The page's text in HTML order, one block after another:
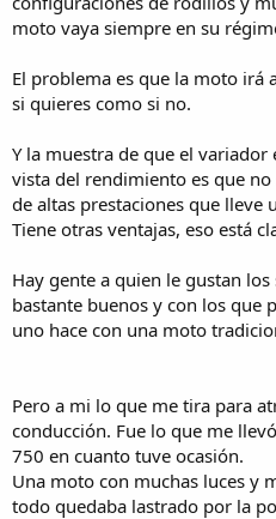
las motos, con el vehículo
me parece el prototipo de coche
moto vaya siempre en su
El problema es que la moto irá
si quieres como si no.
Y la muestra de que el
vista del rendimiento es que
de altas prestaciones que lleve
Tiene otras ventajas, eso está
Hay gente a quien le gustan
bastante buenos y con los que
uno hace con una moto
Pero a mi lo que me tira para
conducción. Fue lo que me
750 en cuanto tuve ocasión.
Una moto con muchas luces y
todo quedaba lastrado por la